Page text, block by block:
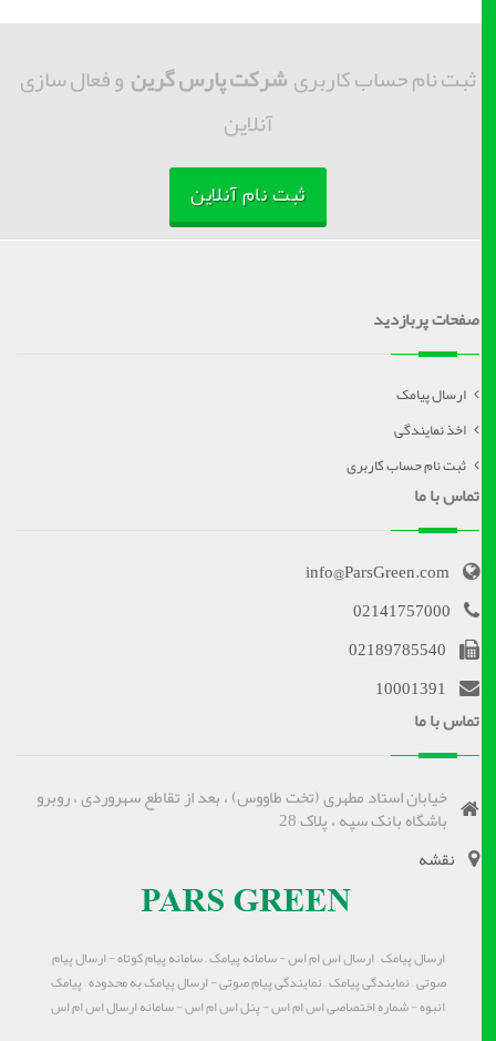
ثبت نام حساب کاربریشرکت پارس گرینو فعال سازی
آنلاین
ثبت نام آنلاین
صفحات پربازدید
ارسال پیامک
اخذ نمایندگی
ثبت نام حساب کاربری
تماس با ما
info@ParsGreen.com
02141757000
02189785540
10001391
تماس با ما
خیابان استاد مطهری (تخت طاووس) ، بعد از تقاطع سهروردی ، روبرو
باشگاه بانک سپه ، پلاک 28
نقشه
ارسال پیامک – ارسال اس ام اس - سامانه پیامک – سامانه پیام کوتاه - ارسال پیام
صوتی – نمایندگی پیامک – نمایندگی پیام صوتی - ارسال پیامک به محدوده – پیامک
انبوه - شماره اختصاصی اس ام اس - پنل اس ام اس - سامانه ارسال اس ام اس